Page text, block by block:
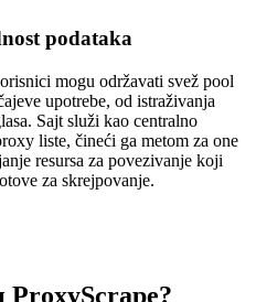
podataka
mogu održavati svež pool
upotrebe, od istraživanja
Sajt služi kao centralno
liste, čineći ga metom za one
resursa za povezivanje koji
za skrejpovanje.
ProxyScrape?